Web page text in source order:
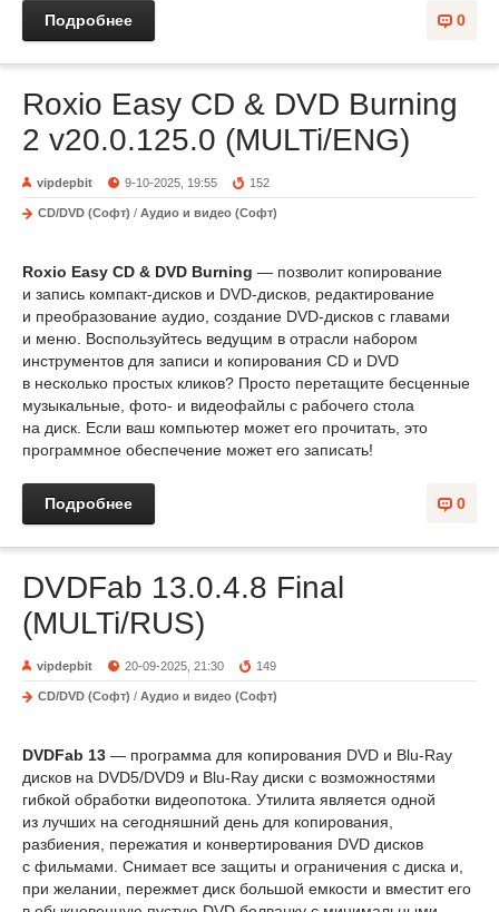
0
Подробнее
Roxio Easy CD & DVD Burning
2 v20.0.125.0 (MULTi/ENG)
vipdepbit 9-10-2025, 19:55 152
CD/DVD (Софт) / Аудио и видео (Софт)
Roxio Easy CD & DVD Burning — позволит копирование
и запись компакт-дисков и DVD-дисков, редактирование
и преобразование аудио, создание DVD-дисков с главами
и меню. Воспользуйтесь ведущим в отрасли набором
инструментов для записи и копирования CD и DVD
в несколько простых кликов? Просто перетащите бесценные
музыкальные, фото- и видеофайлы с рабочего стола
на диск. Если ваш компьютер может его прочитать, это
программное обеспечение может его записать!
0
Подробнее
DVDFab 13.0.4.8 Final
(MULTi/RUS)
vipdepbit 20-09-2025, 21:30 149
CD/DVD (Софт) / Аудио и видео (Софт)
DVDFab 13 — программа для копирования DVD и Blu-Ray
дисков на DVD5/DVD9 и Blu-Ray диски с возможностями
гибкой обработки видеопотока. Утилита является одной
из лучших на сегодняшний день для копирования,
разбиения, пережатия и конвертирования DVD дисков
с фильмами. Снимает все защиты и ограничения с диска и,
при желании, пережмет диск большой емкости и вместит его